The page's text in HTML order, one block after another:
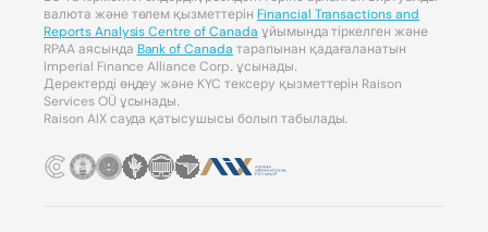
валюта және төлем қызметтерін Financial Transactions and
Reports Analysis Centre of Canada ұйымында тіркелген және
RPAA аясында Bank of Canada тарапынан қадағаланатын
Imperial Finance Alliance Corp. ұсынады.
Деректерді өңдеу және KYC тексеру қызметтерін Raison
Services OÜ ұсынады.
Raison AIX сауда қатысушысы болып табылады.